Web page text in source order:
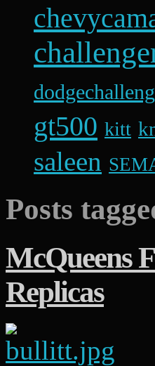
gt500 kitt
saleen
Posts
McQueens
Replicas